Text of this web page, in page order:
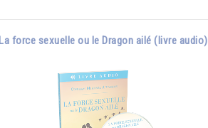
La force sexuelle ou le Dragon ailé (livre audio)